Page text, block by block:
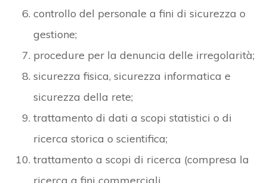
controllo del personale a fini di sicurezza o
gestione;
procedure per la denuncia delle irregolarità;
sicurezza fisica, sicurezza informatica e
sicurezza della rete;
trattamento di dati a scopi statistici o di
ricerca storica o scientifica;
trattamento a scopi di ricerca (compresa la